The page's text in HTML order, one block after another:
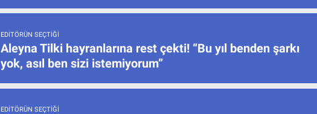
EDITÖRÜN SEÇTIĞI
Aleyna Tilki hayranlarına rest çekti! “Bu yıl benden şarkı
yok, asıl ben sizi istemiyorum”
EDITÖRÜN SEÇTIĞI